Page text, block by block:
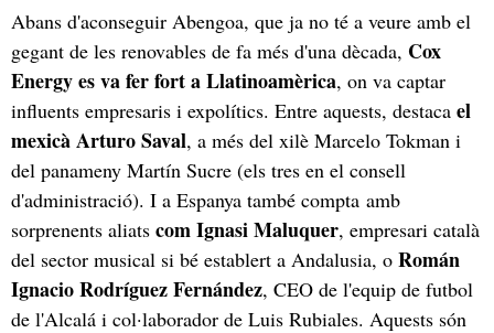
Abans d'aconseguir Abengoa, que ja no té a veure amb el
gegant de les renovables de fa més d'una dècada, Cox
Energy es va fer fort a Llatinoamèrica, on va captar
influents empresaris i expolítics. Entre aquests, destaca el
mexicà Arturo Saval, a més del xilè Marcelo Tokman i
del panameny Martín Sucre (els tres en el consell
d'administració). I a Espanya també compta amb
sorprenents aliats com Ignasi Maluquer, empresari català
del sector musical si bé establert a Andalusia, o Román
Ignacio Rodríguez Fernández, CEO de l'equip de futbol
de l'Alcalá i col·laborador de Luis Rubiales. Aquests són